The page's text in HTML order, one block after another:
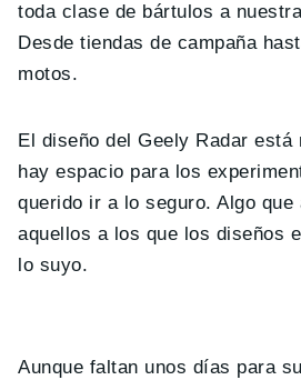
toda clase de bártulos a
Desde tiendas de campaña
motos.
El diseño del Geely Radar está
hay espacio para los
querido ir a lo seguro. Algo que
aquellos a los que los diseños
lo suyo.
Aunque faltan unos días para